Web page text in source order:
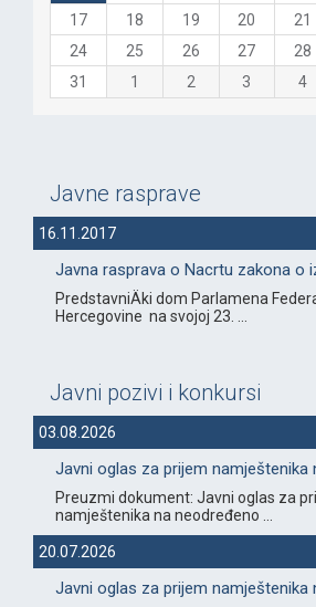
17
18 19 20 21
24
25 26 27 28
31
1 2 3 4
Javne rasprave
16.11.2017
Javna rasprava o Nacrtu zakona o
PredstavniÄki dom Parlamena
Hercegovine na svojoj 23. ...
Javni pozivi i konkursi
03.08.2026
Javni oglas za prijem namještenika
Preuzmi dokument: Javni oglas za
namještenika na neodređeno ...
20.07.2026
Javni oglas za prijem namještenika